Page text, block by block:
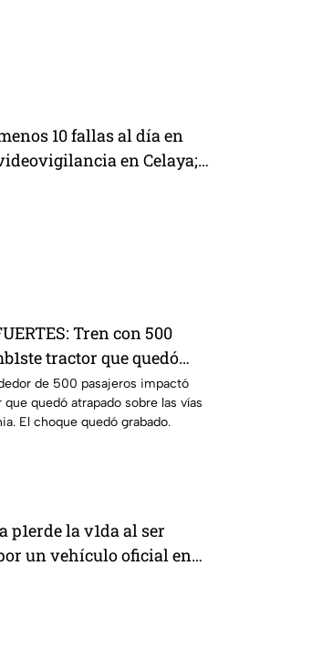
10 fallas al día en
en Celaya;
es por la 'naturaleza'
Tren con 500
tractor que quedó
VIDEO muestra el choque
de 500 pasajeros impactó
quedó atrapado sobre las vías
El choque quedó grabado.
la v1da al ser
un vehículo oficial en